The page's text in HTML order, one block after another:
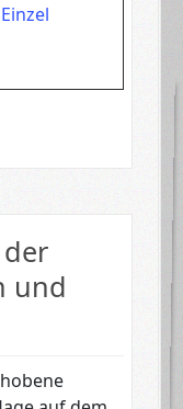
Einzel
und